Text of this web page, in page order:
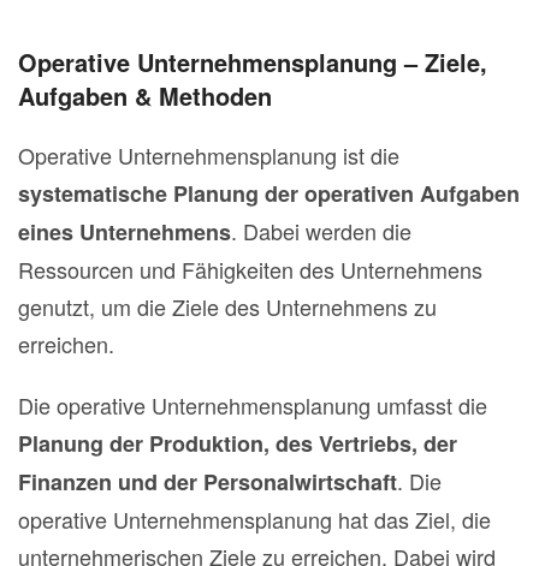
Operative Unternehmensplanung – Ziele,
Aufgaben & Methoden
Operative Unternehmensplanung ist die
systematische Planung der operativen Aufgaben
eines Unternehmens. Dabei werden die
Ressourcen und Fähigkeiten des Unternehmens
genutzt, um die Ziele des Unternehmens zu
erreichen.
Die operative Unternehmensplanung umfasst die
Planung der Produktion, des Vertriebs, der
Finanzen und der Personalwirtschaft. Die
operative Unternehmensplanung hat das Ziel, die
unternehmerischen Ziele zu erreichen. Dabei wird